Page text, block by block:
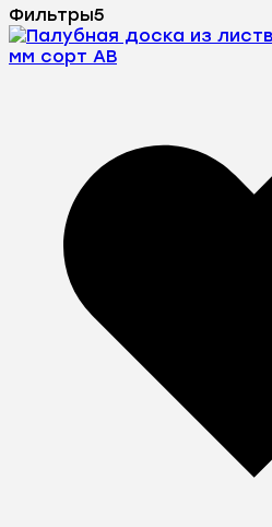
Фильтры5